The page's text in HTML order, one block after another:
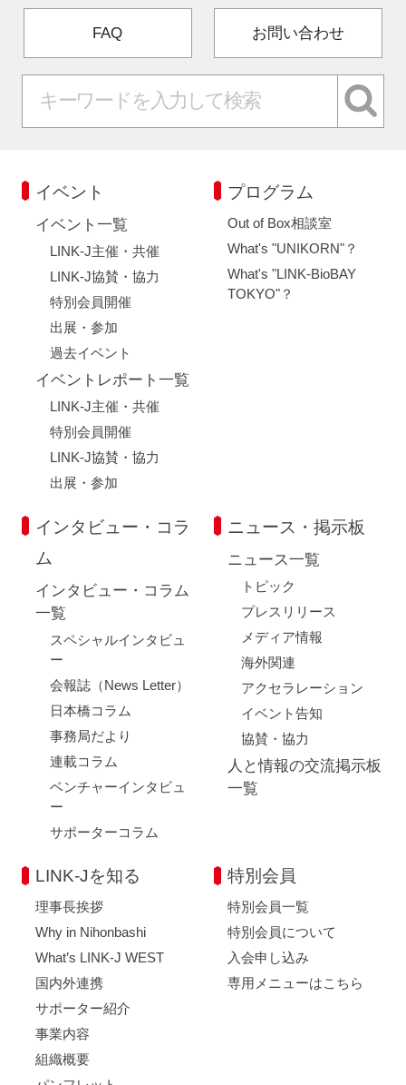
FAQ お問い合わせ
イベント
イベント一覧
LINK-J主催・共催
LINK-J協賛・協力
特別会員開催
出展・参加
過去イベント
イベントレポート一覧
LINK-J主催・共催
特別会員開催
LINK-J協賛・協力
出展・参加
プログラム
Out of Box相談室
What's "UNIKORN"？
What's "LINK-BioBAY
TOKYO"？
インタビュー・コラ
ム
インタビュー・コラム
一覧
スペシャルインタビュ
ー
会報誌（News Letter）
日本橋コラム
事務局だより
連載コラム
ベンチャーインタビュ
ー
サポーターコラム
ニュース・掲示板
ニュース一覧
トピック
プレスリリース
メディア情報
海外関連
アクセラレーション
イベント告知
協賛・協力
人と情報の交流掲示板
一覧
LINK-Jを知る
理事長挨拶
Why in Nihonbashi
What’s LINK-J WEST
国内外連携
サポーター紹介
事業内容
組織概要
特別会員
特別会員一覧
特別会員について
入会申し込み
専用メニューはこちら